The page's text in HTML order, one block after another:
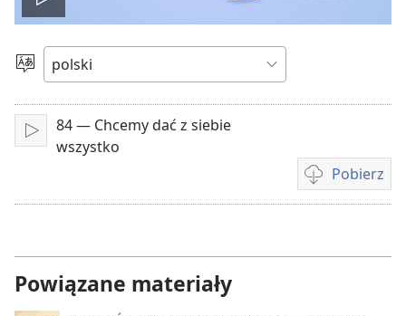
Odtwórz
wideo
Wybierz
język
Odtwarzaj
84 — Chcemy dać z siebie
wszystko
Pobierz
Opcje
pobierania
Powiązane materiały